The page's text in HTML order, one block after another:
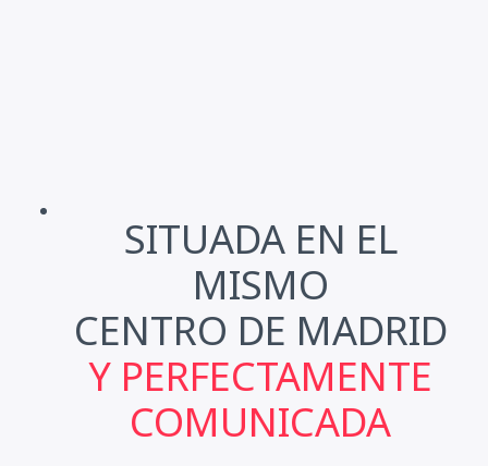
SITUADA EN EL
MISMO
CENTRO DE MADRID
Y PERFECTAMENTE
COMUNICADA